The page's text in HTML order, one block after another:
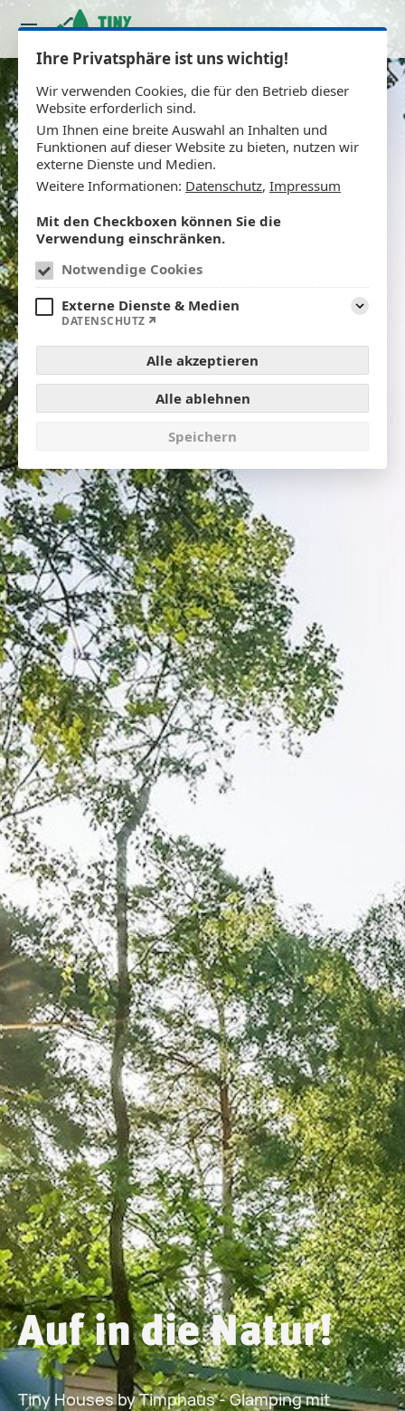
Auf in die Natur!
Tiny Houses by Timphaus - Glamping mit
Ihre Privatsphäre ist uns wichtig!
Wir verwenden Cookies, die für den Betrieb dieser
Website erforderlich sind.
Um Ihnen eine breite Auswahl an Inhalten und
Funktionen auf dieser Website zu bieten, nutzen wir
externe Dienste und Medien.
Weitere Informationen: Datenschutz, Impressum
Mit den Checkboxen können Sie die
Verwendung einschränken.
Notwendige Cookies
Externe Dienste & Medien
DATENSCHUTZ
Alle akzeptieren
Alle ablehnen
Speichern